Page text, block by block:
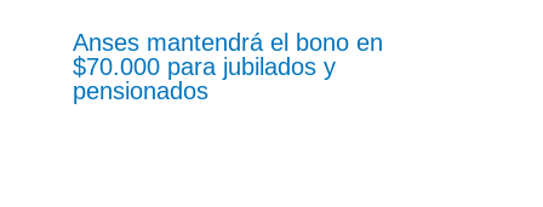
Anses mantendrá el bono en
$70.000 para jubilados y
pensionados